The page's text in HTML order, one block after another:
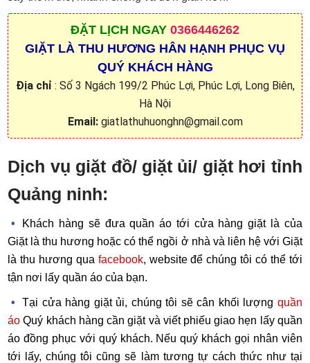
ĐẶT LỊCH NGAY 0366446262
GIẶT LÀ THU HƯƠNG HÂN HẠNH PHỤC VỤ
QUÝ KHÁCH HÀNG
Địa chỉ : Số 3 Ngách 199/2 Phúc Lợi, Phúc Lợi, Long Biên,
Hà Nội
Email:giatlathuhuonghn@gmail.com
Dịch vụ giặt đồ/ giặt ủi/ giặt hơi tỉnh
Quảng ninh:
Khách hàng sẽ đưa quần áo tới cửa hàng giặt là của
Giặt là thu hương hoặc có thể ngồi ở nhà và liên hệ với Giặt
là thu hương qua facebook, website để chúng tôi có thể tới
tận nơi lấy quần áo của bạn.
Tại cửa hàng giặt ủi, chúng tôi sẽ cân khối lượng quần
áo Quý khách hàng cần giặt và viết phiếu giao hẹn lấy quần
áo đồng phục với quý khách. Nếu quý khách gọi nhân viên
tới lấy, chúng tôi cũng sẽ làm tương tự cách thức như tại